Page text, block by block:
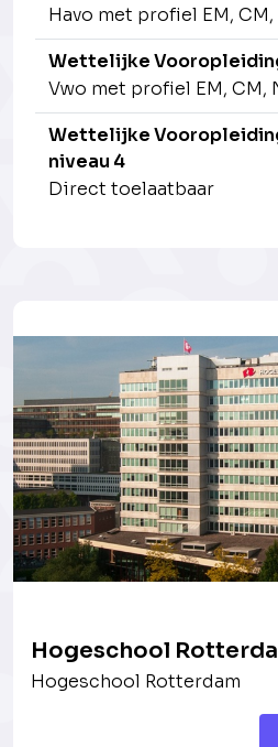
Havo met profiel EM, CM,
Wettelijke
Vwo met profiel EM, CM,
Wettelijke
niveau 4
Direct toelaatbaar
Hogeschool
Hogeschool Rotterdam